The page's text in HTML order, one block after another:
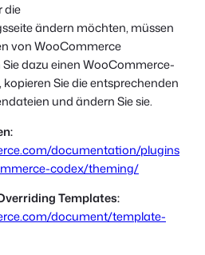
die
ändern möchten, müssen
von WooCommerce
dazu einen WooCommerce-
Sie die entsprechenden
und ändern Sie sie.
documentation/plugins
codex/theming/
Templates:
document/template-